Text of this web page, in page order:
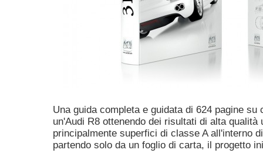
Una guida completa e guidata di 624 pagine su
un'Audi R8 ottenendo dei risultati di alta qualità
principalmente superfici di classe A all'interno
partendo solo da un foglio di carta, il progetto